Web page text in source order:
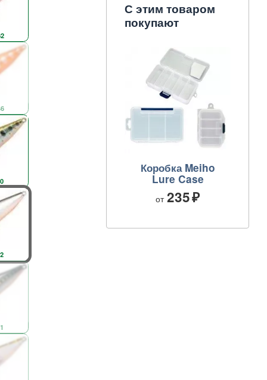
С этим товаром
покупают
Коробка Meiho
Lure Case
от 235